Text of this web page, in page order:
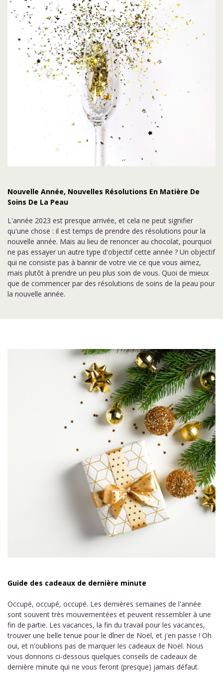
Nouvelle Année, Nouvelles Résolutions En Matière De
Soins De La Peau
L'année 2023 est presque arrivée, et cela ne peut signifier
qu'une chose : il est temps de prendre des résolutions pour la
nouvelle année. Mais au lieu de renoncer au chocolat, pourquoi
ne pas essayer un autre type d'objectif cette année ? Un objectif
qui ne consiste pas à bannir de votre vie ce que vous aimez,
mais plutôt à prendre un peu plus soin de vous. Quoi de mieux
que de commencer par des résolutions de soins de la peau pour
la nouvelle année.
Guide des cadeaux de dernière minute
Occupé, occupé, occupé. Les dernières semaines de l'année
sont souvent très mouvementées et peuvent ressembler à une
fin de partie. Les vacances, la fin du travail pour les vacances,
trouver une belle tenue pour le dîner de Noël, et j'en passe ! Oh
oui, et n'oublions pas de marquer les cadeaux de Noël. Nous
vous donnons ci-dessous quelques conseils de cadeaux de
dernière minute qui ne vous feront (presque) jamais défaut.